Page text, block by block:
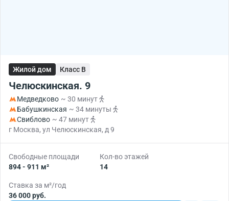
Жилой дом Класс B
Челюскинская. 9
Медведково ~ 30 минут
Бабушкинская ~ 34 минуты
Свиблово ~ 47 минут
г Москва, ул Челюскинская, д 9
Свободные площади
894 - 911 м²
Кол-во этажей
14
Ставка за м²/год
36 000 руб.